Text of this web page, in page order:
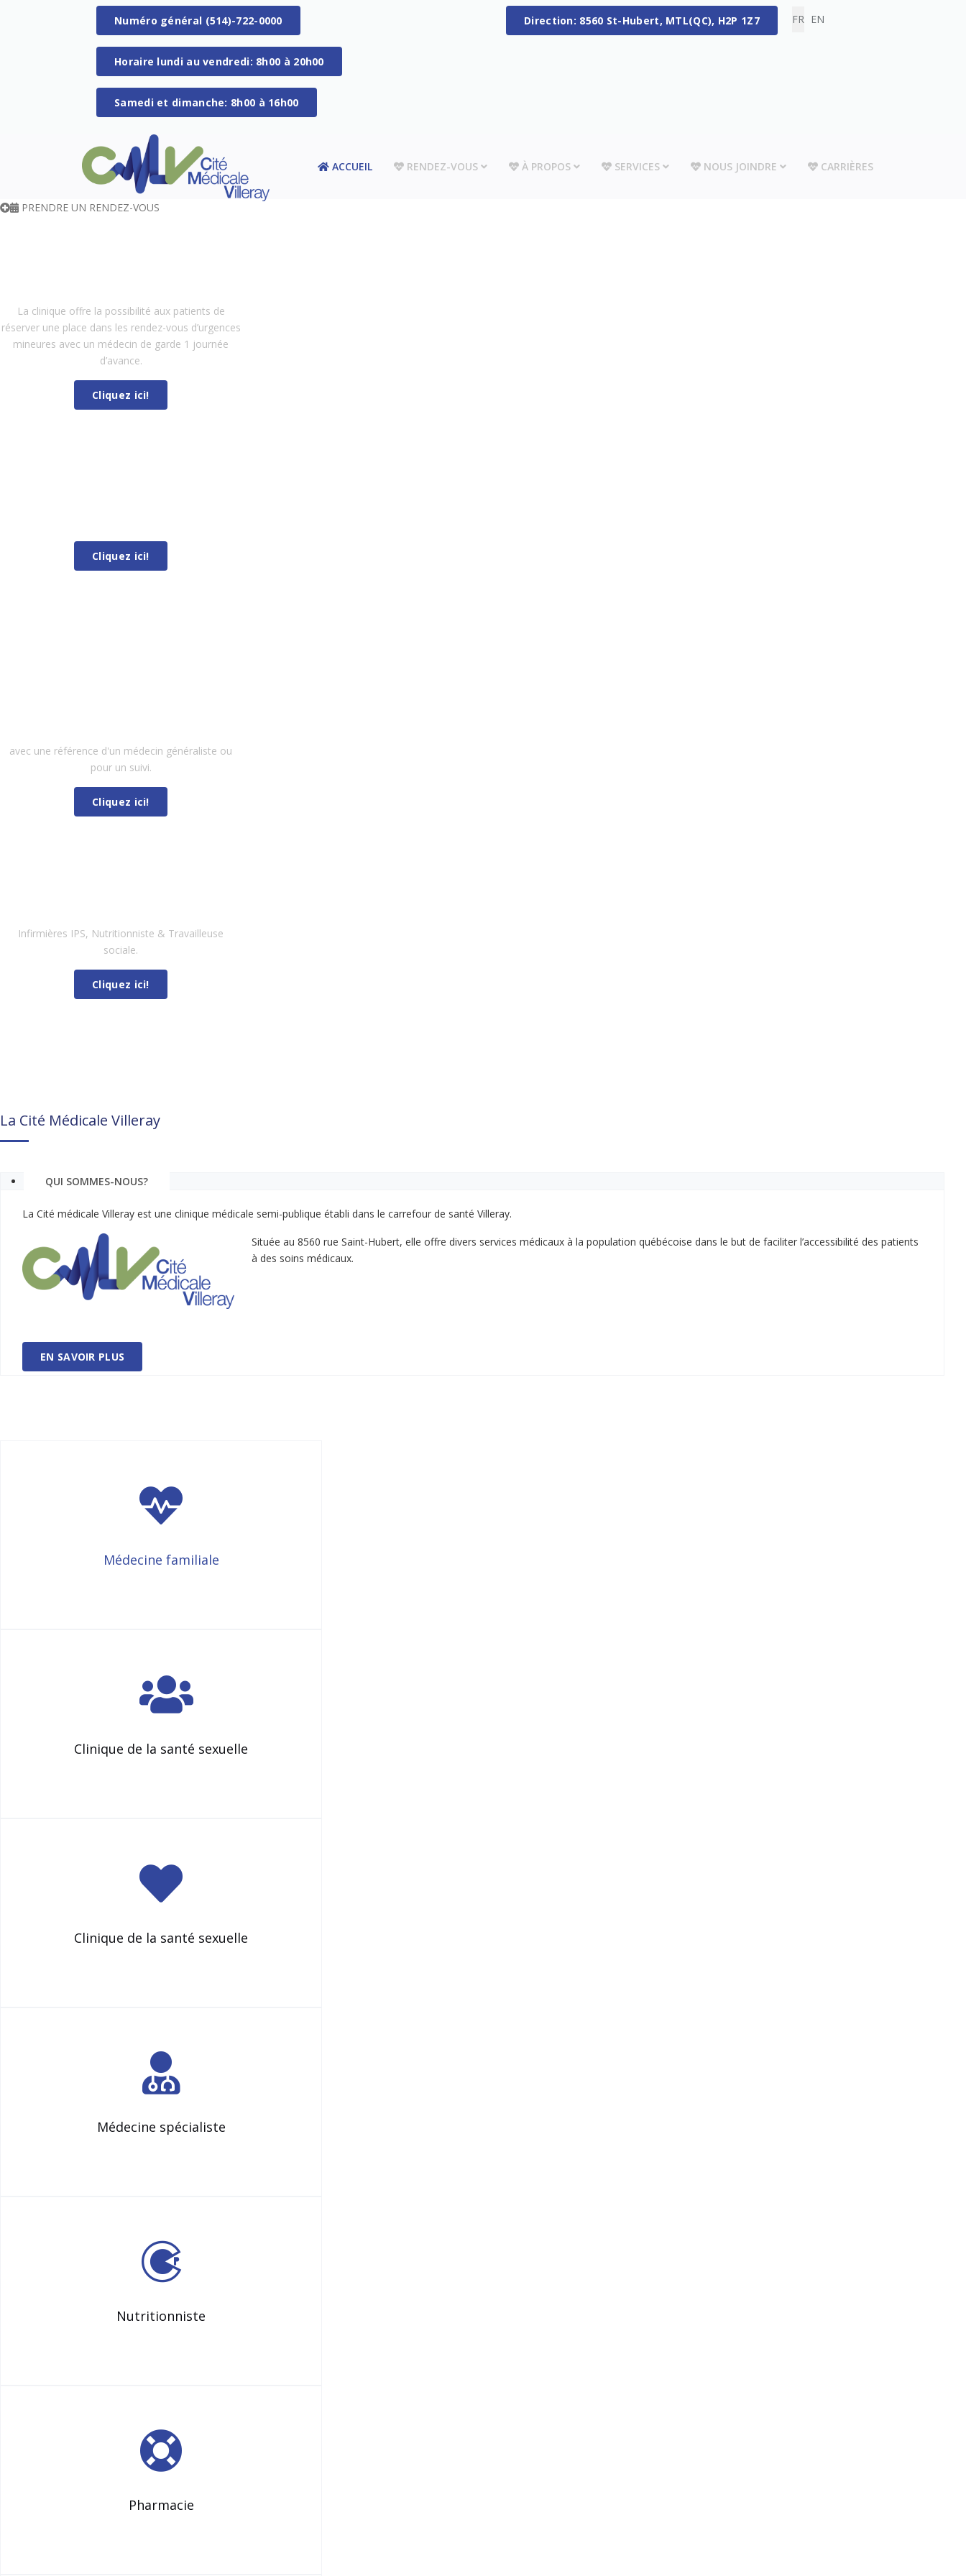
Numéro général (514)-722-0000
Horaire lundi au vendredi: 8h00 à 20h00
Samedi et dimanche: 8h00 à 16h00
Direction: 8560 St-Hubert, MTL(QC), H2P 1Z7 Sélectionnez votre langue
FR EN
ACCUEIL RENDEZ-VOUS À PROPOS SERVICES NOUS JOINDRE CARRIÈRES
PRENDRE UN RENDEZ-VOUS
La clinique offre la possibilité aux patients de
réserver une place dans les rendez-vous d’urgences
mineures avec un médecin de garde 1 journée
d’avance.
Cliquez ici!
Cliquez ici!
avec une référence d'un médecin généraliste ou
pour un suivi.
Cliquez ici!
Infirmières IPS, Nutritionniste & Travailleuse
sociale.
Cliquez ici!
La Cité Médicale Villeray
QUI SOMMES-NOUS?
La Cité médicale Villeray est une clinique médicale semi-publique établi dans le carrefour de santé Villeray.
Située au 8560 rue Saint-Hubert, elle offre divers services médicaux à la population québécoise dans le but de faciliter l’accessibilité des patients
à des soins médicaux.
EN SAVOIR PLUS
Médecine familiale
Clinique de la santé sexuelle
Clinique de la santé sexuelle
Médecine spécialiste
Nutritionniste
Pharmacie